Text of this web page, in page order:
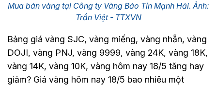
Mua bán vàng tại Công ty Vàng Bảo Tín Mạnh Hải. Ảnh:
Trần Việt - TTXVN
Bảng giá vàng SJC, vàng miếng, vàng nhẫn, vàng
DOJI, vàng PNJ, vàng 9999, vàng 24K, vàng 18K,
vàng 14K, vàng 10K, vàng hôm nay 18/5 tăng hay
giảm? Giá vàng hôm nay 18/5 bao nhiêu một